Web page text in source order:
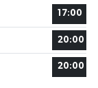
17:00
20:00
20:00